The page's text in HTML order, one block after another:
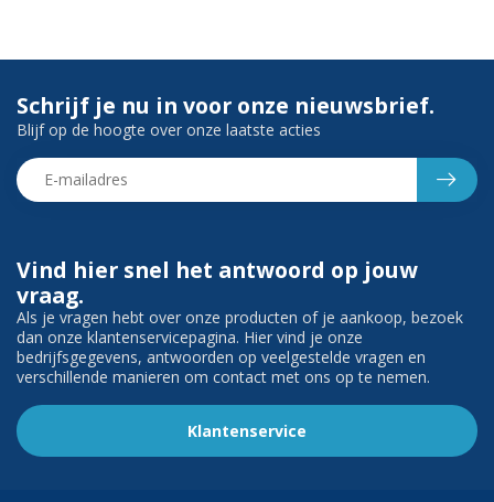
Vind hier snel het antwoord op jouw
vraag.
Als je vragen hebt over onze producten of je aankoop, bezoek
dan onze klantenservicepagina. Hier vind je onze
bedrijfsgegevens, antwoorden op veelgestelde vragen en
verschillende manieren om contact met ons op te nemen.
Klantenservice
Schrijf je nu in voor onze nieuwsbrief.
Blijf op de hoogte over onze laatste acties